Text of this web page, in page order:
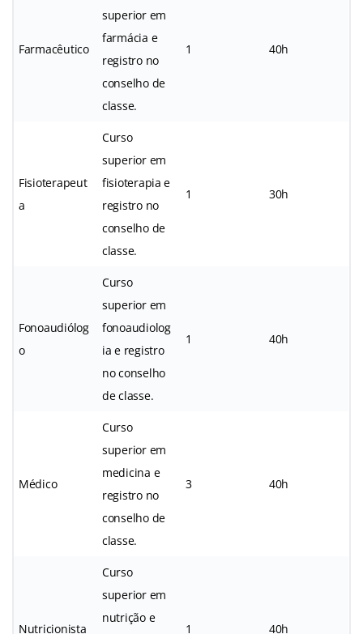
Farmacêutico
superior em
farmácia e
registro no
conselho de
classe.
1 40h
Fisioterapeut
a
Curso
superior em
fisioterapia e
registro no
conselho de
classe.
1 30h
Fonoaudiólog
o
Curso
superior em
fonoaudiolog
ia e registro
no conselho
de classe.
1 40h
Médico
Curso
superior em
medicina e
registro no
conselho de
classe.
3 40h
Nutricionista
Curso
superior em
nutrição e
1 40h